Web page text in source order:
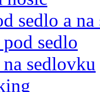
sedlo a
sedlo
sedlovku